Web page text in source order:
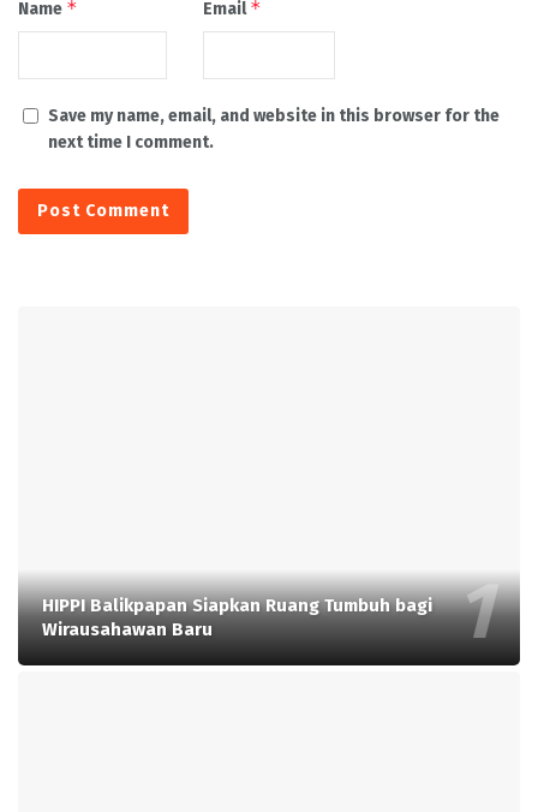
Name * Email*
Save my name, email, and website in this browser for the
next time I comment.
HIPPI Balikpapan Siapkan Ruang Tumbuh bagi
Wirausahawan Baru